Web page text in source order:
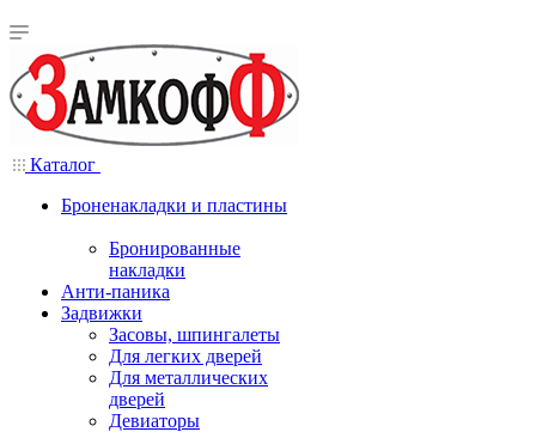
Каталог
Броненакладки и пластины
Бронированные
накладки
Анти-паника
Задвижки
Засовы, шпингалеты
Для легких дверей
Для металлических
дверей
Девиаторы